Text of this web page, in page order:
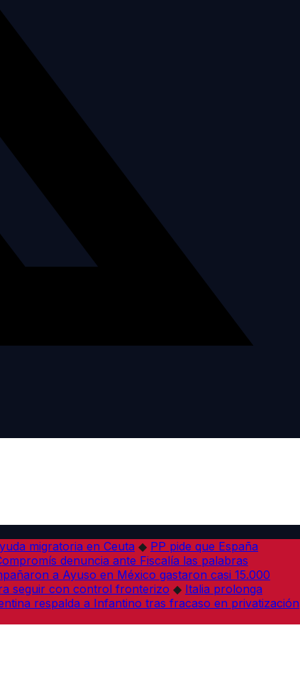
migratoria en Ceuta ◆ PP pide que España
denuncia ante Fiscalía las palabras
a Ayuso en México gastaron casi 15.000
seguir con control fronterizo ◆ Italia prolonga
respalda a Infantino tras fracaso en privatización